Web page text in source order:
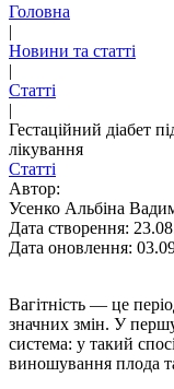
Головна
|
Новини та статті
|
Статті
|
Гестаційний діабет
лікування
Статті
Автор:
Усенко Альбіна
Дата створення:
Дата оновлення:
Вагітність — це
значних змін. У
система: у такий
виношування плода